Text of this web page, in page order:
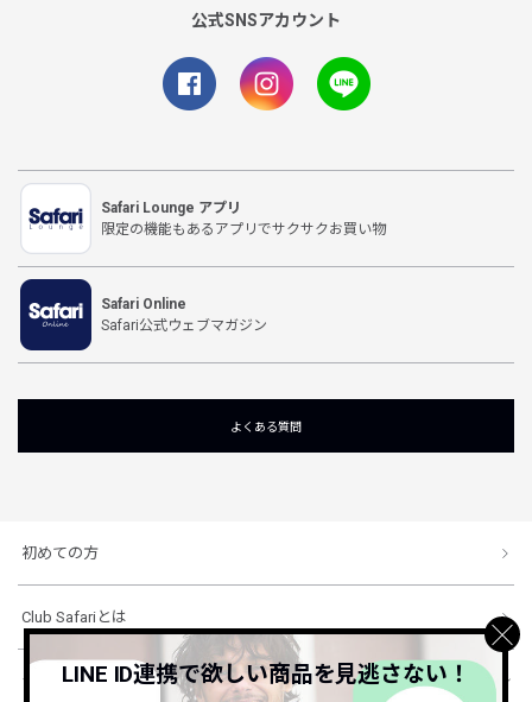
公式SNSアカウント
Safari Lounge アプリ
限定の機能もあるアプリでサクサクお買い物
Safari Online
Safari公式ウェブマガジン
よくある質問
初めての方
Club Safariとは
ショッピングガイド
LINE ID連携で欲しい商品を見逃さない！